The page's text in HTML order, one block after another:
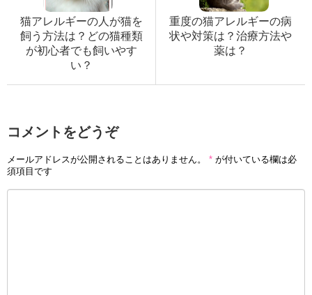
猫アレルギーの人が猫を
飼う方法は？どの猫種類
が初心者でも飼いやす
い？
重度の猫アレルギーの病
状や対策は？治療方法や
薬は？
コメントをどうぞ
メールアドレスが公開されることはありません。 * が付いている欄は必
須項目です